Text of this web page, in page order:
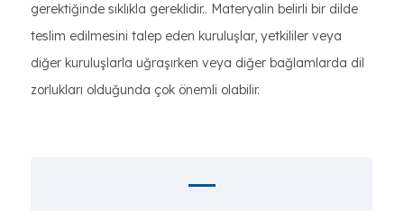
gerektiğinde sıklıkla gereklidir.. Materyalin belirli bir dilde
teslim edilmesini talep eden kuruluşlar, yetkililer veya
diğer kuruluşlarla uğraşırken veya diğer bağlamlarda dil
zorlukları olduğunda çok önemli olabilir.